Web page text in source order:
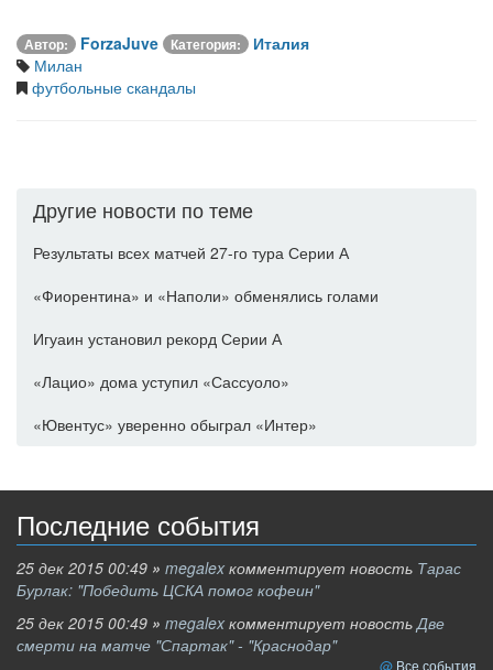
Автор: ForzaJuve Категория:
Италия
Милан
футбольные скандалы
Другие новости по теме
Результаты всех матчей 27-го тура Серии А
«Фиорентина» и «Наполи» обменялись голами
Игуаин установил рекорд Серии А
«Лацио» дома уступил «Сассуоло»
«Ювентус» уверенно обыграл «Интер»
Последние события
25 дек 2015 00:49 » megalex комментирует новость Тарас
Бурлак: "Победить ЦСКА помог кофеин"
25 дек 2015 00:49 » megalex комментирует новостьДве
смерти на матче "Спартак" - "Краснодар"
Все события